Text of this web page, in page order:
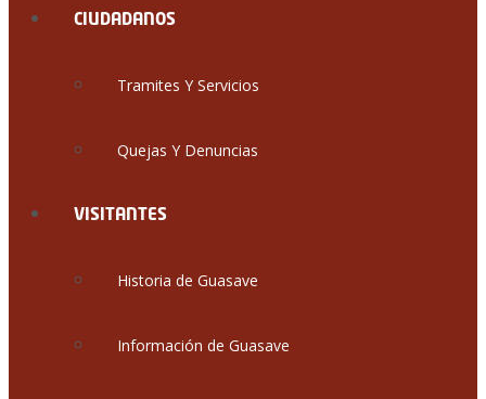
CIUDADANOS
Tramites Y Servicios
Quejas Y Denuncias
VISITANTES
Historia de Guasave
Información de Guasave